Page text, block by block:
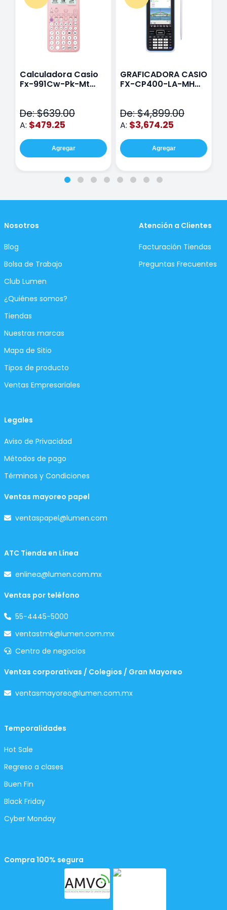
Calculadora Casio
Fx-991Cw-Pk-Mt
De: $639.00
A: $479.25
Agregar
GRAFICADORA CASIO
FX-CP400-LA-MH
De: $4,899.00
A: $3,674.25
Agregar
Nosotros
Blog
Bolsa de Trabajo
Club Lumen
¿Quiénes somos?
Tiendas
Nuestras marcas
Mapa de Sitio
Tipos de producto
Ventas Empresariales
Atención a Clientes
Facturación Tiendas
Preguntas Frecuentes
Legales
Aviso de Privacidad
Métodos de pago
Términos y Condiciones
Ventas mayoreo papel
ventaspapel@lumen.com
ATC Tienda en Línea
enlinea@lumen.com.mx
Ventas por teléfono
55-4445-5000
ventastmk@lumen.com.mx
Centro de negocios
Ventas corporativas / Colegios / Gran Mayoreo
ventasmayoreo@lumen.com.mx
Temporalidades
Hot Sale
Regreso a clases
Buen Fin
Black Friday
Cyber Monday
Compra 100% segura